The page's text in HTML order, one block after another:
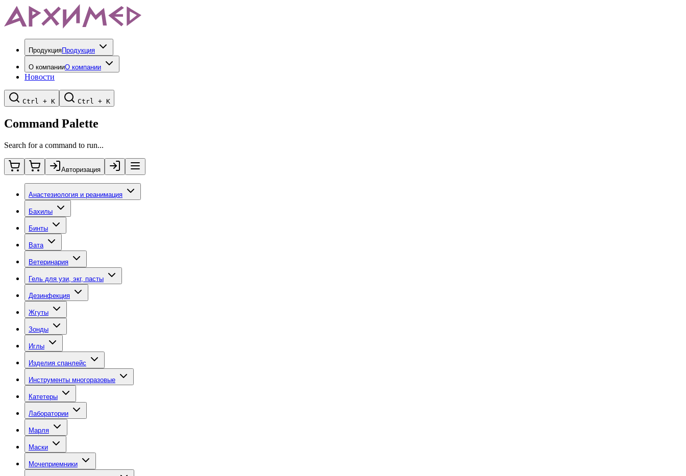
ПродукцияПродукция
О компанииО компании
Новости
Ctrl + K Ctrl + K
Command Palette
Search for a command to run...
Авторизация
Анастезиология и реанимация
Бахилы
Бинты
Вата
Ветеринария
Гель для узи, экг, пасты
Дезинфекция
Жгуты
Зонды
Иглы
Изделия спанлейс
Инструменты многоразовые
Катетеры
Лаборатории
Марля
Маски
Мочеприемники